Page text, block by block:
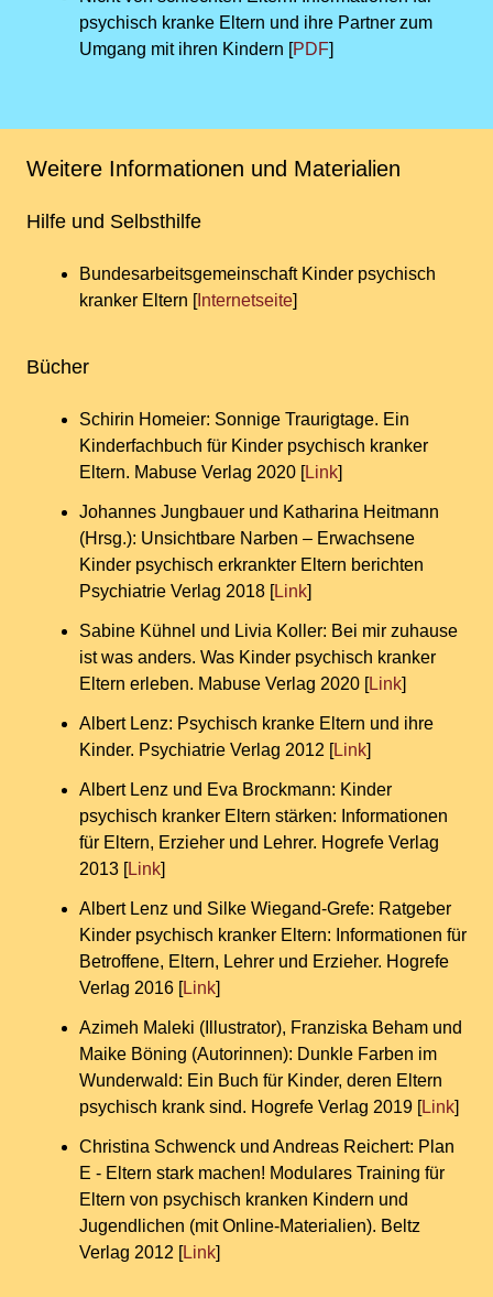
psychisch kranke Eltern und ihre Partner zum
Umgang mit ihren Kindern [PDF]
Weitere Informationen und Materialien
Hilfe und Selbsthilfe
Bundesarbeitsgemeinschaft Kinder psychisch
kranker Eltern [Internetseite]
Bücher
Schirin Homeier: Sonnige Traurigtage. Ein
Kinderfachbuch für Kinder psychisch kranker
Eltern. Mabuse Verlag 2020 [Link]
Johannes Jungbauer und Katharina Heitmann
(Hrsg.): Unsichtbare Narben – Erwachsene
Kinder psychisch erkrankter Eltern berichten
Psychiatrie Verlag 2018 [Link]
Sabine Kühnel und Livia Koller: Bei mir zuhause
ist was anders. Was Kinder psychisch kranker
Eltern erleben. Mabuse Verlag 2020 [Link]
Albert Lenz: Psychisch kranke Eltern und ihre
Kinder. Psychiatrie Verlag 2012 [Link]
Albert Lenz und Eva Brockmann: Kinder
psychisch kranker Eltern stärken: Informationen
für Eltern, Erzieher und Lehrer. Hogrefe Verlag
2013 [Link]
Albert Lenz und Silke Wiegand-Grefe: Ratgeber
Kinder psychisch kranker Eltern: Informationen für
Betroffene, Eltern, Lehrer und Erzieher. Hogrefe
Verlag 2016 [Link]
Azimeh Maleki (Illustrator), Franziska Beham und
Maike Böning (Autorinnen): Dunkle Farben im
Wunderwald: Ein Buch für Kinder, deren Eltern
psychisch krank sind. Hogrefe Verlag 2019 [Link]
Christina Schwenck und Andreas Reichert: Plan
E - Eltern stark machen! Modulares Training für
Eltern von psychisch kranken Kindern und
Jugendlichen (mit Online-Materialien). Beltz
Verlag 2012 [Link]